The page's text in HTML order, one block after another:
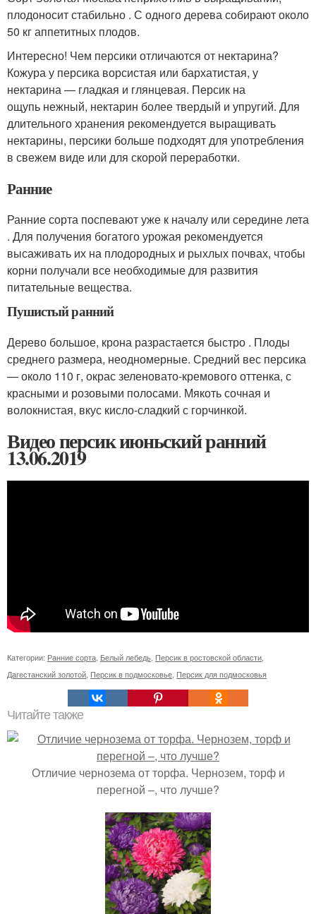
плодоносит стабильно . С одного дерева собирают около
50 кг аппетитных плодов.
Интересно! Чем персики отличаются от нектарина?
Кожура у персика ворсистая или бархатистая, у
нектарина — гладкая и глянцевая. Персик на
ощупь нежный, нектарин более твердый и упругий. Для
длительного хранения рекомендуется выращивать
нектарины, персики больше подходят для употребления
в свежем виде или для скорой переработки.
Ранние
Ранние сорта поспевают уже к началу или середине лета
. Для получения богатого урожая рекомендуется
высаживать их на плодородных и рыхлых почвах, чтобы
корни получали все необходимые для развития
питательные вещества.
Пушистый ранний
Дерево большое, крона разрастается быстро . Плоды
среднего размера, неодномерные. Средний вес персика
— около 110 г, окрас зеленовато-кремового оттенка, с
красными и розовыми полосами. Мякоть сочная и
волокнистая, вкус кисло-сладкий с горчинкой.
Видео персик июньский ранний
13.06.2019
Категории: Ранние сорта Белый лебедь Персик в ростовской области
Дагестанский золотой Персик в подмосковье Персик для подмосковья
Читайте также
Отличие чернозема от торфа. Чернозем, торф и
перегной –, что лучше?